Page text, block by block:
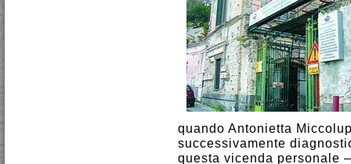
quando Antonietta
successivamente
questa vicenda personale